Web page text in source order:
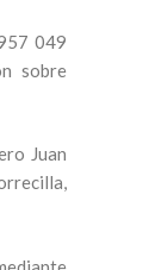
049
sobre
Juan